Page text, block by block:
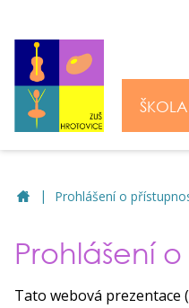
ŠKOLA
ZUŠ Hrotovice
| Prohlášení o
Prohlášení
Tato webová prezentace